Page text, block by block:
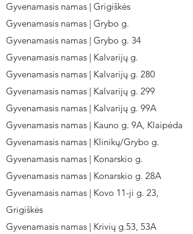
Gyvenamasis namas | Grigiškės
Gyvenamasis namas | Grybo g.
Gyvenamasis namas | Grybo g. 34
Gyvenamasis namas | Kalvarijų g.
Gyvenamasis namas | Kalvarijų g. 280
Gyvenamasis namas | Kalvarijų g. 299
Gyvenamasis namas | Kalvarijų g. 99A
Gyvenamasis namas | Kauno g. 9A, Klaipėda
Gyvenamasis namas | Klinikų/Grybo g.
Gyvenamasis namas | Konarskio g.
Gyvenamasis namas | Konarskio g. 28A
Gyvenamasis namas | Kovo 11-ji g. 23,
Grigiškės
Gyvenamasis namas | Krivių g.53, 53A